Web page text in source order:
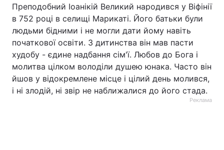
Преподобний Іоанікій Великий народився у Віфінії
в 752 році в селищі Марикаті. Його батьки були
людьми бідними і не могли дати йому навіть
початкової освіти. З дитинства він мав пасти
худобу - єдине надбання сім'ї. Любов до Бога і
молитва цілком володіли душею юнака. Часто він
йшов у відокремлене місце і цілий день молився,
і ні злодій, ні звір не наближалися до його стада.
Реклама